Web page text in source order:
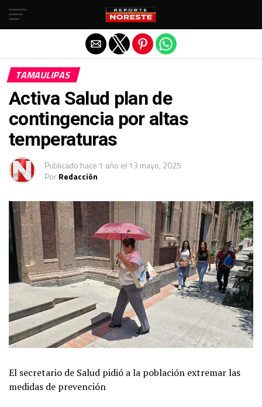
TAMAULIPAS
Activa Salud plan de
contingencia por altas
temperaturas
Publicado hace 1 año el 13 mayo, 2025
PorRedacción
El secretario de Salud pidió a la población extremar las
medidas de prevención
Salir de la versión móvil